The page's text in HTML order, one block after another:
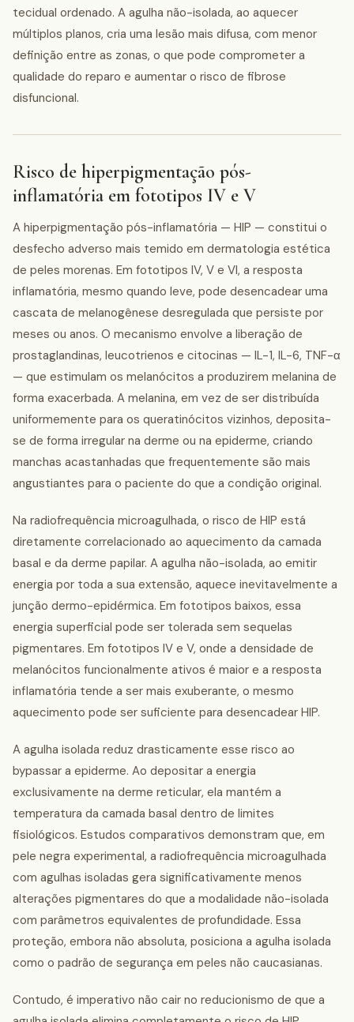
tecidual ordenado. A agulha não-isolada, ao aquecer
múltiplos planos, cria uma lesão mais difusa, com menor
definição entre as zonas, o que pode comprometer a
qualidade do reparo e aumentar o risco de fibrose
disfuncional.
Risco de hiperpigmentação pós-
inflamatória em fototipos IV e V
A hiperpigmentação pós-inflamatória — HIP — constitui o
desfecho adverso mais temido em dermatologia estética
de peles morenas. Em fototipos IV, V e VI, a resposta
inflamatória, mesmo quando leve, pode desencadear uma
cascata de melanogênese desregulada que persiste por
meses ou anos. O mecanismo envolve a liberação de
prostaglandinas, leucotrienos e citocinas — IL-1, IL-6, TNF-α
— que estimulam os melanócitos a produzirem melanina de
forma exacerbada. A melanina, em vez de ser distribuída
uniformemente para os queratinócitos vizinhos, deposita-
se de forma irregular na derme ou na epiderme, criando
manchas acastanhadas que frequentemente são mais
angustiantes para o paciente do que a condição original.
Na radiofrequência microagulhada, o risco de HIP está
diretamente correlacionado ao aquecimento da camada
basal e da derme papilar. A agulha não-isolada, ao emitir
energia por toda a sua extensão, aquece inevitavelmente a
junção dermo-epidérmica. Em fototipos baixos, essa
energia superficial pode ser tolerada sem sequelas
pigmentares. Em fototipos IV e V, onde a densidade de
melanócitos funcionalmente ativos é maior e a resposta
inflamatória tende a ser mais exuberante, o mesmo
aquecimento pode ser suficiente para desencadear HIP.
A agulha isolada reduz drasticamente esse risco ao
bypassar a epiderme. Ao depositar a energia
exclusivamente na derme reticular, ela mantém a
temperatura da camada basal dentro de limites
fisiológicos. Estudos comparativos demonstram que, em
pele negra experimental, a radiofrequência microagulhada
com agulhas isoladas gera significativamente menos
alterações pigmentares do que a modalidade não-isolada
com parâmetros equivalentes de profundidade. Essa
proteção, embora não absoluta, posiciona a agulha isolada
como o padrão de segurança em peles não caucasianas.
Contudo, é imperativo não cair no reducionismo de que a